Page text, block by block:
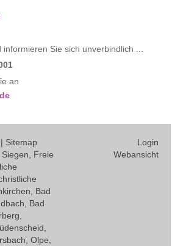
informieren Sie sich unverbindlich ...
an
| Sitemap
Freie
Bad
Bad
Olpe,
Login
Webansicht